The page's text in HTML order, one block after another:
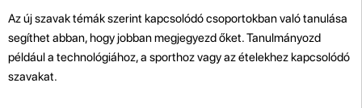
Az új szavak témák szerint kapcsolódó csoportokban való tanulása
segíthet abban, hogy jobban megjegyezd őket. Tanulmányozd
például a technológiához, a sporthoz vagy az ételekhez kapcsolódó
szavakat.